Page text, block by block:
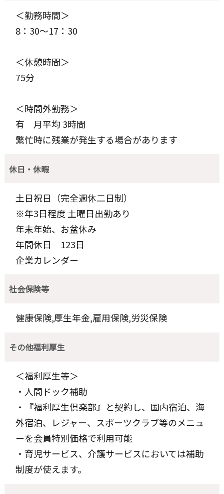
＜勤務時間＞
8：30～17：30
＜休憩時間＞
75分
＜時間外勤務＞
有 月平均 3時間
繁忙時に残業が発生する場合があります
休日・休暇
土日祝日（完全週休二日制）
※年3日程度 土曜日出勤あり
年末年始、お盆休み
年間休日 123日
企業カレンダー
社会保険等
健康保険,厚生年金,雇用保険,労災保険
その他福利厚生
＜福利厚生等＞
・人間ドック補助
・『福利厚生倶楽部』と契約し、国内宿泊、海
外宿泊、レジャー、スポーツクラブ等のメニュ
ーを会員特別価格で利用可能
・育児サービス、介護サービスにおいては補助
制度が使えます。